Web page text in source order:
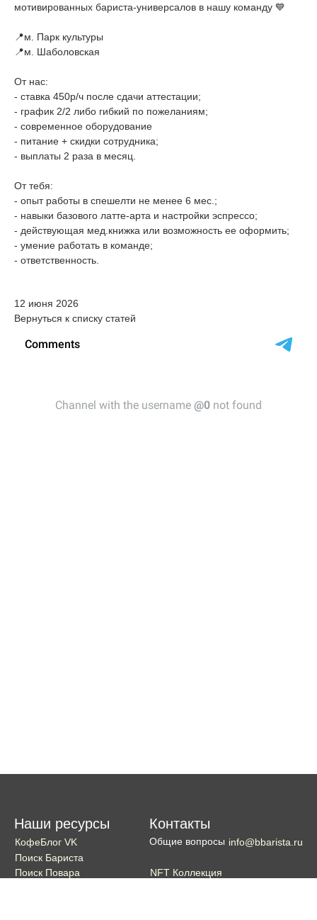
мотивированных бариста-универсалов в нашу команду 💙
📍м. Парк культуры
📍м. Шаболовская
От нас:
- ставка 450р/ч после сдачи аттестации;
- график 2/2 либо гибкий по пожеланиям;
- современное оборудование
- питание + скидки сотрудника;
- выплаты 2 раза в месяц.
От тебя:
- опыт работы в спешелти не менее 6 мес.;
- навыки базового латте-арта и настройки эспрессо;
- действующая мед.книжка или возможность ее оформить;
- умение работать в команде;
- ответственность.
12 июня 2026
Вернуться к списку статей
Наши ресурсы
КофеБлог VK
Поиск Бариста
Поиск Повара
Контакты
Общие вопросы info@bbarista.ru
NFT Коллекция